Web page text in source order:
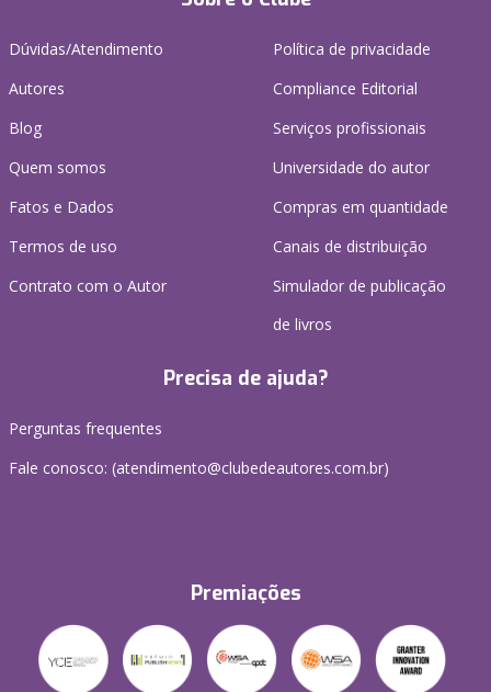
Dúvidas/Atendimento
Autores
Blog
Quem somos
Fatos e Dados
Termos de uso
Contrato com o Autor
Política de privacidade
Compliance Editorial
Serviços profissionais
Universidade do autor
Compras em quantidade
Canais de distribuição
Simulador de publicação
de livros
Precisa de ajuda?
Perguntas frequentes
Fale conosco: (atendimento@clubedeautores.com.br)
Premiações